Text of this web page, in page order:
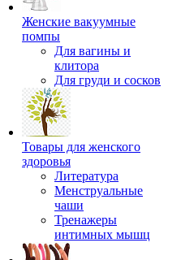
Женские вакуумные
помпы
Для вагины и
клитора
Для груди и сосков
Товары для женского
здоровья
Литература
Менструальные
чаши
Тренажеры
интимных мышц